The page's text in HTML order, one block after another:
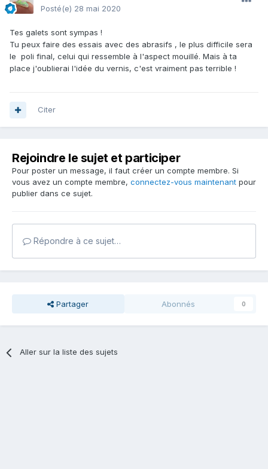
Posté(e) 28 mai 2020
Tes galets sont sympas !
Tu peux faire des essais avec des abrasifs , le plus difficile sera
le poli final, celui qui ressemble à l'aspect mouillé. Mais à ta
place j'oublierai l'idée du vernis, c'est vraiment pas terrible !
Citer
Rejoindre le sujet et participer
Pour poster un message, il faut créer un compte membre. Si
vous avez un compte membre, connectez-vous maintenant pour
publier dans ce sujet.
Répondre à ce sujet…
Partager Abonnés 0
Aller sur la liste des sujets